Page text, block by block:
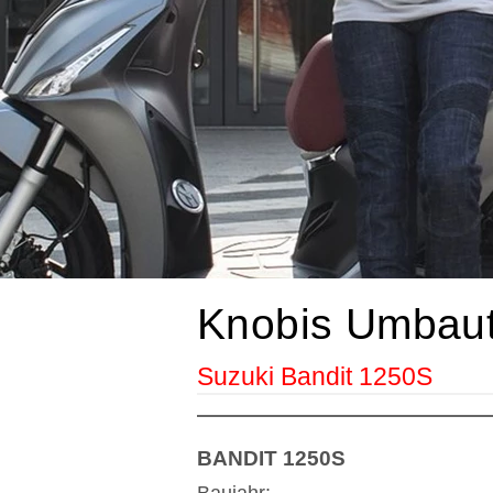
Knobis
Suzuki Bandit 1250S
BANDIT 1250S